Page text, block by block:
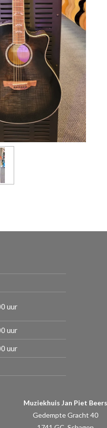
uur
uur
uur
Muziekhuis Jan Piet Beers
Gedempte Gracht 40